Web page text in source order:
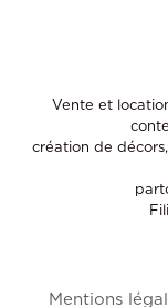
Vente et
création de
Mentions